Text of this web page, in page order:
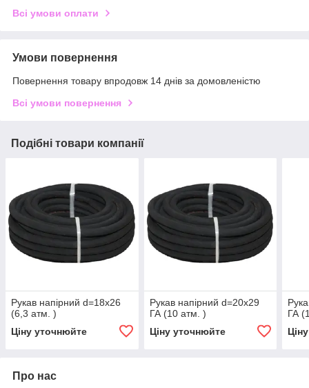
Всі умови оплати
Умови повернення
Повернення товару впродовж 14 днів за домовленістю
Всі умови повернення
Подібні товари компанії
Рукав напірний d=18х26
(6,3 атм. )
Ціну уточнюйте
Рукав напірний d=20х29
ГА (10 атм. )
Ціну уточнюйте
ГА
Про нас